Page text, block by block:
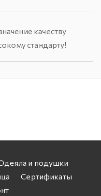
качеству
стандарту!
и подушки
Сертификаты